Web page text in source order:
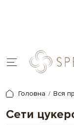
Головна Вся
Сети